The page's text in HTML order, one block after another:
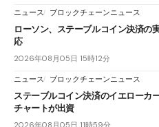
ニュース ブロックチェーンニュース
ローソン、ステーブルコイン決済の
応
2026年08月05日 15時12分
ニュース ブロックチェーンニュース
ステーブルコイン決済のイエローカ
チャートが出資
2026年08月05日 11時59分